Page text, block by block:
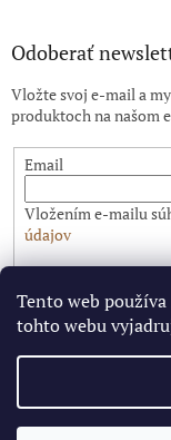
Tento web
tohto webu
Odoberať
Vložte svoj e-mail a
produktoch na našom
Email
Vložením e-mailu
údajov